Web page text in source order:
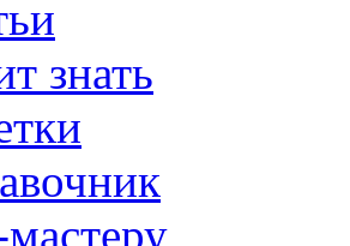
знать